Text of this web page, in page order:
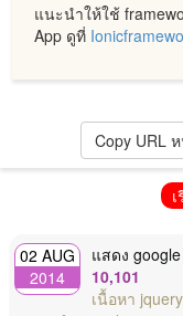
แนะนำให้ใช้
App ดูที่
Copy URL
02 AUG
2014
แสดง
10,101
เนื้อหา